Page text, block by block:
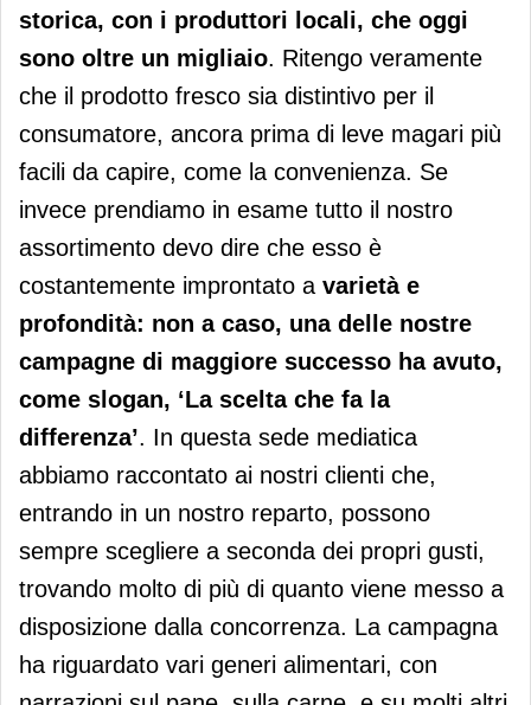
storica, con i produttori locali, che oggi
sono oltre un migliaio. Ritengo veramente
che il prodotto fresco sia distintivo per il
consumatore, ancora prima di leve magari più
facili da capire, come la convenienza. Se
invece prendiamo in esame tutto il nostro
assortimento devo dire che esso è
costantemente improntato a varietà e
profondità: non a caso, una delle nostre
campagne di maggiore successo ha avuto,
come slogan, ‘La scelta che fa la
differenza’. In questa sede mediatica
abbiamo raccontato ai nostri clienti che,
entrando in un nostro reparto, possono
sempre scegliere a seconda dei propri gusti,
trovando molto di più di quanto viene messo a
disposizione dalla concorrenza. La campagna
ha riguardato vari generi alimentari, con